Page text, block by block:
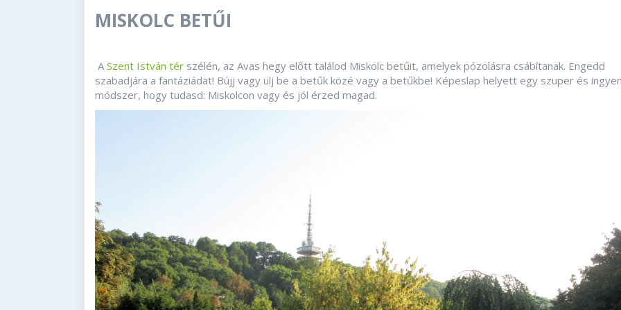
MISKOLC BETŰI
ASzent István tér szélén, az Avas hegy előtt találod Miskolc betűit, amelyek pózolásra csábítanak. Engedd
szabadjára a fantáziádat! Bújj vagy ülj be a betűk közé vagy a betűkbe! Képeslap helyett egy szuper és
módszer, hogy tudasd: Miskolcon vagy és jól érzed magad.